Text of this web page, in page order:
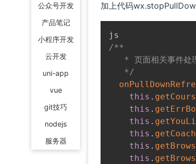
公众号开发
产品笔记
小程序开发
云开发
uni-app
vue
git技巧
nodejs
服务器
加上代码
/**
* 页面相关事件处
   */
this .
this .
this .
this . getCoach
this .
this .